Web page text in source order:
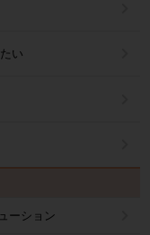
い
ーション